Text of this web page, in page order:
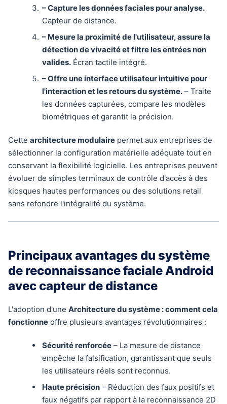
– Capture les données faciales pour analyse.
Capteur de distance.
– Mesure la proximité de l'utilisateur, assure la
détection de vivacité et filtre les entrées non
valides. Écran tactile intégré.
– Offre une interface utilisateur intuitive pour
l'interaction et les retours du système. – Traite
les données capturées, compare les modèles
biométriques et garantit la précision.
Cette architecture modulaire permet aux entreprises de
sélectionner la configuration matérielle adéquate tout en
conservant la flexibilité logicielle. Les entreprises peuvent
évoluer de simples terminaux de contrôle d'accès à des
kiosques hautes performances ou des solutions retail
sans refondre l'intégralité du système.
Principaux avantages du système
de reconnaissance faciale Android
avec capteur de distance
L'adoption d'une Architecture du système : comment cela
fonctionne offre plusieurs avantages révolutionnaires :
Sécurité renforcée – La mesure de distance
empêche la falsification, garantissant que seuls
les utilisateurs réels sont reconnus.
Haute précision – Réduction des faux positifs et
faux négatifs par rapport à la reconnaissance 2D